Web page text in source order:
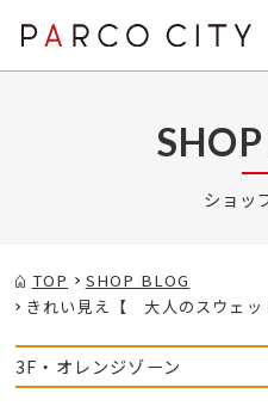
ショッ
TOP
SHOP BLOG
きれい見え【 大人のスウェッ
3F・オレンジゾーン